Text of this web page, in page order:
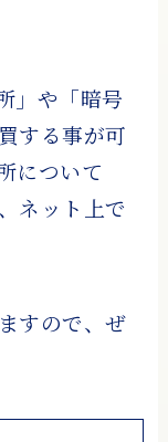
」や「暗号
する事が可
について
ネット上で
すので、ぜ